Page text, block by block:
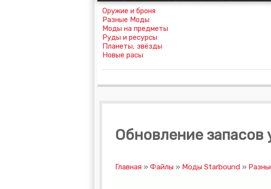
Оружие и броня
Разные Моды
Моды на предметы
Руды и ресурсы
Планеты, звёзды
Новые расы
Обновление запасов
Главная » Файлы » Моды Starbound »